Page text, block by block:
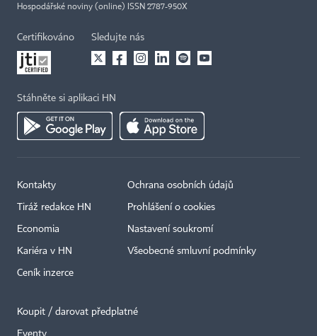
Hospodářské noviny (online) ISSN 2787-950X
Certifikováno Sledujte nás
Stáhněte si aplikaci HN
Kontakty
Tiráž redakce HN
Economia
Kariéra v HN
Ceník inzerce
Ochrana osobních údajů
Prohlášení o cookies
Nastavení soukromí
Všeobecné smluvní podmínky
Koupit / darovat předplatné